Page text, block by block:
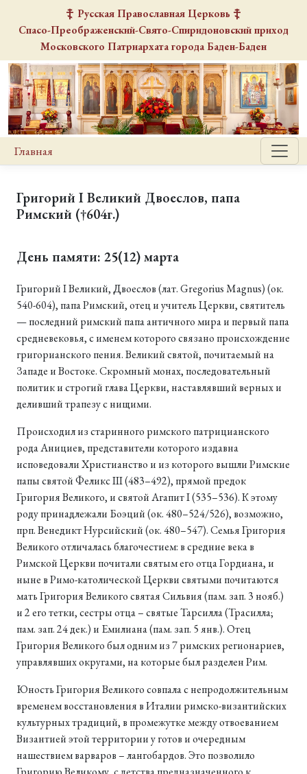
Русская Православная Церковь
Спасо-Преображенский-Свято-Спиридоновский приход
Московского Патриархата города Баден-Баден
Главная
Григорий I Великий Двоеслов, папа
Римский (†604г.)
День памяти: 25(12) марта
Григорий I Великий, Двоеслов (лат. Gregorius Magnus) (ок.
540-604), папа Римский, отец и учитель Церкви, святитель
— последний римский папа античного мира и первый папа
средневековья, с именем которого связано происхождение
григорианского пения. Великий святой, почитаемый на
Западе и Востоке. Скромный монах, последовательный
политик и строгий глава Церкви, наставлявший верных и
деливший трапезу с нищими.
Происходил из старинного римского патрицианского
рода Анициев, представители которого издавна
исповедовали Христианство и из которого вышли Римские
папы святой Феликс III (483–492), прямой предок
Григория Великого, и святой Агапит I (535–536). К этому
роду принадлежали Боэций (ок. 480–524/526), возможно,
прп. Венедикт Нурсийский (ок. 480–547). Семья Григория
Великого отличалась благочестием: в средние века в
Римской Церкви почитали святым его отца Гордиана, и
ныне в Римо-католической Церкви святыми почитаются
мать Григория Великого святая Сильвия (пам. зап. 3 нояб.)
и 2 его тетки, сестры отца – святые Тарсилла (Трасилла;
пам. зап. 24 дек.) и Емилиана (пам. зап. 5 янв.). Отец
Григория Великого был одним из 7 римских регионариев,
управлявших округами, на которые был разделен Рим.
Юность Григория Великого совпала с непродолжительным
временем восстановления в Италии римско-византийских
культурных традиций, в промежутке между отвоеванием
Византией этой территории у готов и очередным
нашествием варваров – лангобардов. Это позволило